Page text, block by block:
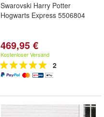
Swarovski Harry Potter
Hogwarts Express 5506804
469,95 €
Kostenloser Versand
2